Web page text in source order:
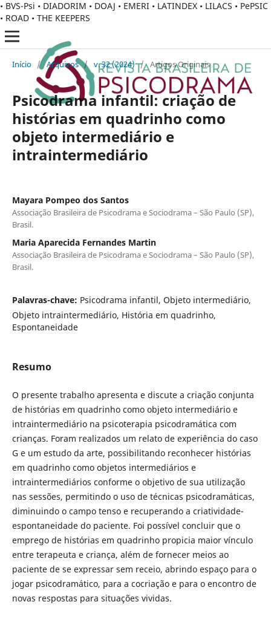
• BVS-Psi • DIADORIM • DOAJ • EMERI • LATINDEX • LILACS • PePSIC
• ROAD • THE KEEPERS
Início / Arquivos / v. 32 (2024) / Artigos Originais
Psicodrama infantil: criação de
histórias em quadrinho como
objeto intermediário e
intraintermediário
Mayara Pompeo dos Santos
Associação Brasileira de Psicodrama e Sociodrama – São Paulo (SP),
Brasil.
Maria Aparecida Fernandes Martin
Associação Brasileira de Psicodrama e Sociodrama – São Paulo (SP),
Brasil.
Palavras-chave: Psicodrama infantil, Objeto intermediário,
Objeto intraintermediário, História em quadrinho,
Espontaneidade
Resumo
O presente trabalho apresenta e discute a criação conjunta
de histórias em quadrinho como objeto intermediário e
intraintermediário na psicoterapia psicodramática com
crianças. Foram realizados um relato de experiência do caso
G e um estudo da arte, possibilitando reconhecer histórias
em quadrinho como objetos intermediários e
intraintermediários conforme o objetivo de sua utilização
nas sessões, permitindo o uso de técnicas psicodramáticas,
diminuindo o campo tenso e recuperando a criatividade-
espontaneidade do paciente. Foi possível concluir que o
emprego de histórias em quadrinho propicia maior vínculo
entre terapeuta e criança, além de fornecer meios ao
paciente de se expressar sem receio, abrindo espaço para o
jogar psicodramático, para a cocriação e para o encontro de
novas respostas para situações vividas.